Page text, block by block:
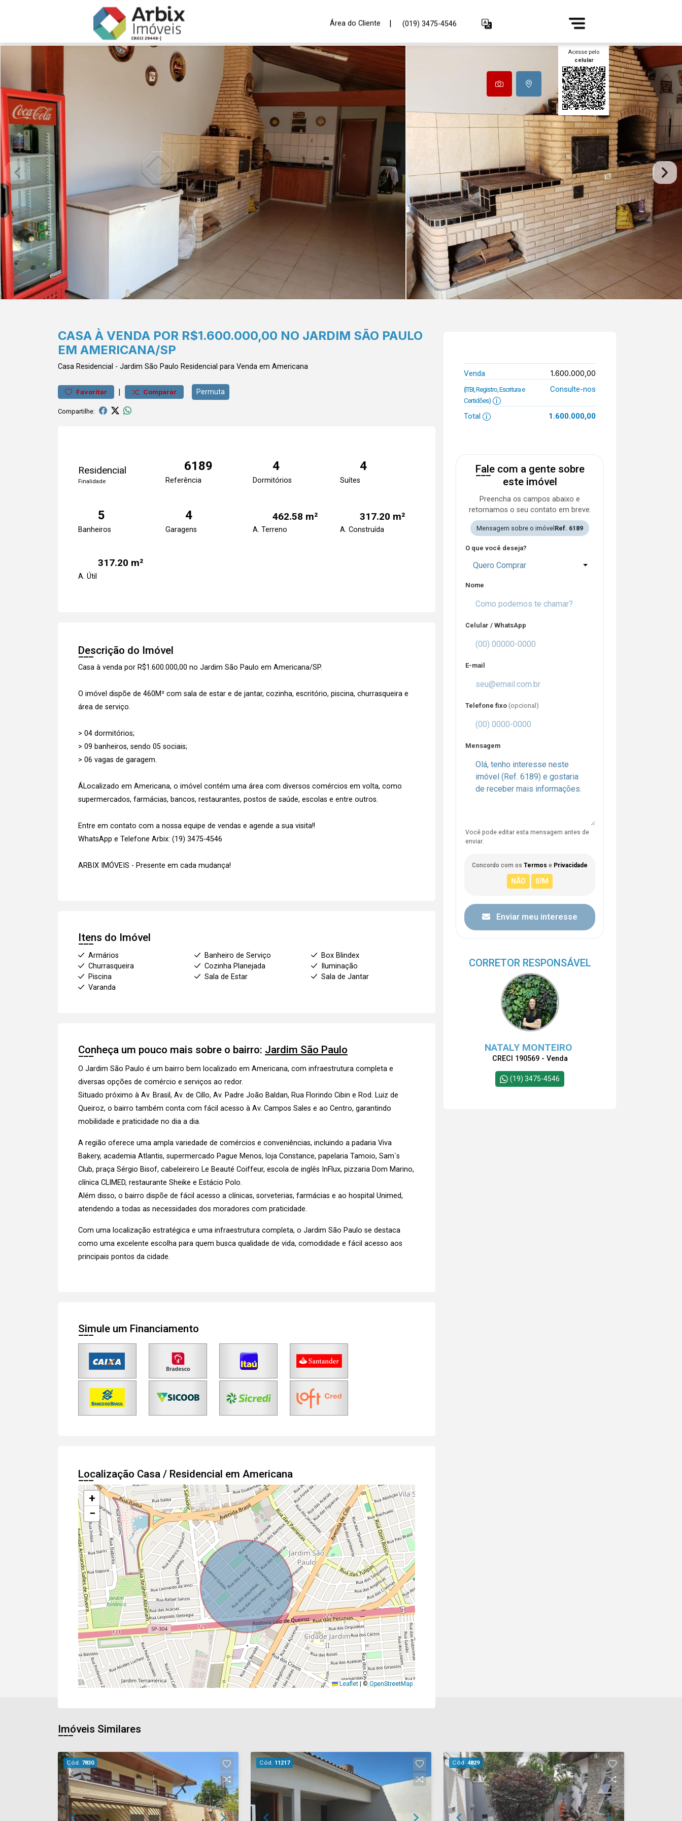
Área do Cliente | (019) 3475-4546
Acesse pelo
celular
CASA À VENDA POR R$1.600.000,00 NO JARDIM SÃO PAULO
EM AMERICANA/SP
Casa Residencial - Jardim São Paulo Residencial para Venda em Americana
Favoritar | Comparar Permuta
Compartilhe:
Residencial
Finalidade
6189
Referência
4
Dormitórios
4
Suítes
5
Banheiros
4
Garagens
462.58 m²
A. Terreno
317.20 m²
A. Construída
317.20 m²
A. Útil
Descrição do Imóvel
Casa à venda por R$1.600.000,00 no Jardim São Paulo em Americana/SP.
O imóvel dispõe de 460M² com sala de estar e de jantar, cozinha, escritório, piscina, churrasqueira e
área de serviço.
> 04 dormitórios;
> 09 banheiros, sendo 05 sociais;
> 06 vagas de garagem.
ÁLocalizado em Americana, o imóvel contém uma área com diversos comércios em volta, como
supermercados, farmácias, bancos, restaurantes, postos de saúde, escolas e entre outros.
Entre em contato com a nossa equipe de vendas e agende a sua visita!!
WhatsApp e Telefone Arbix: (19) 3475-4546
ARBIX IMÓVEIS - Presente em cada mudança!
Itens do Imóvel
Armários Banheiro de Serviço
Box Blindex
Churrasqueira
Cozinha Planejada
Iluminação
Piscina
Sala de Estar
Sala de Jantar
Varanda
Conheça um pouco mais sobre o bairro: Jardim São Paulo
O Jardim São Paulo é um bairro bem localizado em Americana, com infraestrutura completa e
diversas opções de comércio e serviços ao redor.
Situado próximo à Av. Brasil, Av. de Cillo, Av. Padre João Baldan, Rua Florindo Cibin e Rod. Luiz de
Queiroz, o bairro também conta com fácil acesso à Av. Campos Sales e ao Centro, garantindo
mobilidade e praticidade no dia a dia.
A região oferece uma ampla variedade de comércios e conveniências, incluindo a padaria Viva
Bakery, academia Atlantis, supermercado Pague Menos, loja Constance, papelaria Tamoio, Sam`s
Club, praça Sérgio Bisof, cabeleireiro Le Beauté Coiffeur, escola de inglês InFlux, pizzaria Dom Marino,
clínica CLIMED, restaurante Sheike e Estácio Polo.
Além disso, o bairro dispõe de fácil acesso a clínicas, sorveterias, farmácias e ao hospital Unimed,
atendendo a todas as necessidades dos moradores com praticidade.
Com uma localização estratégica e uma infraestrutura completa, o Jardim São Paulo se destaca
como uma excelente escolha para quem busca qualidade de vida, comodidade e fácil acesso aos
principais pontos da cidade.
Simule um Financiamento
Localização Casa / Residencial em Americana
+
−
Leaflet | ©OpenStreetMap
Venda 1.600.000,00
(ITBI, Registro, Escritura e
Certidões)
Consulte-nos
Total 1.600.000,00
Fale com a gente sobre
este imóvel
Preencha os campos abaixo e
retornamos o seu contato em breve.
Mensagem sobre o imóvel Ref. 6189
O que você deseja?
Quero Comprar
Nome
Celular / WhatsApp
E-mail
Telefone fixo (opcional)
Mensagem
Você pode editar esta mensagem antes de
enviar.
Concordo com os Termos e Privacidade
Enviar meu interesse
CORRETOR RESPONSÁVEL
NATALY MONTEIRO
CRECI 190569 - Venda
(19) 3475-4546
Imóveis Similares
Cód. 7830 Cód. 11217 Cód. 4829